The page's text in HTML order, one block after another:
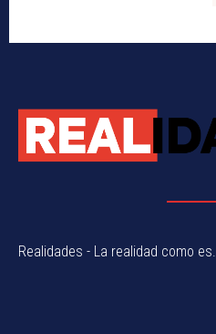
Realidades - La realidad como es.